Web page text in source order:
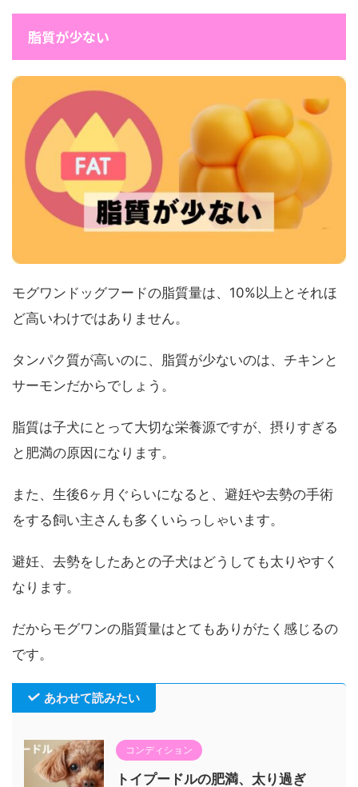
脂質が少ない
モグワンドッグフードの脂質量は、10%以上とそれほ
ど高いわけではありません。
タンパク質が高いのに、脂質が少ないのは、チキンと
サーモンだからでしょう。
脂質は子犬にとって大切な栄養源ですが、摂りすぎる
と肥満の原因になります。
また、生後6ヶ月ぐらいになると、避妊や去勢の手術
をする飼い主さんも多くいらっしゃいます。
避妊、去勢をしたあとの子犬はどうしても太りやすく
なります。
だからモグワンの脂質量はとてもありがたく感じるの
です。
あわせて読みたい
コンディション
トイプードルの肥満、太り過ぎ